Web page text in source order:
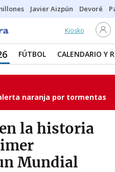
Javier Aizpún Devoré
Kiosko
FÚTBOL CALENDARIO Y
naranja por tormentas
la historia
Mundial